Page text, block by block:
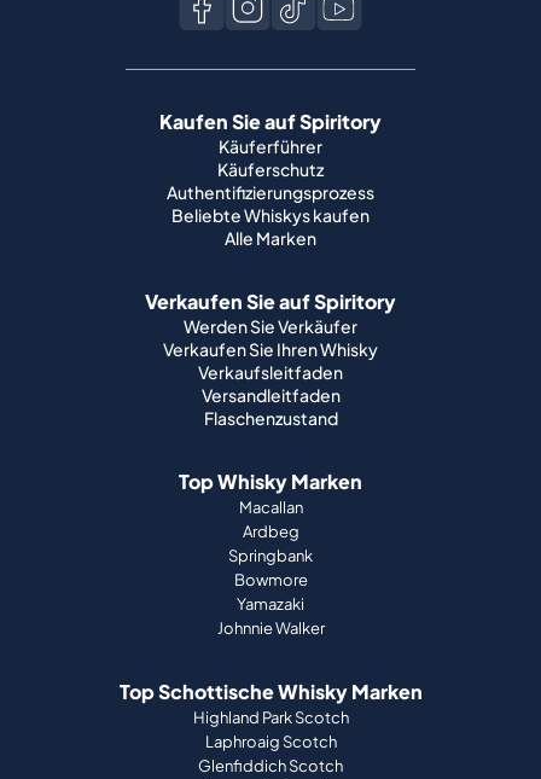
Kaufen Sie auf Spiritory
Käuferführer
Käuferschutz
Authentifizierungsprozess
Beliebte Whiskys kaufen
Alle Marken
Verkaufen Sie auf Spiritory
Werden Sie Verkäufer
Verkaufen Sie Ihren Whisky
Verkaufsleitfaden
Versandleitfaden
Flaschenzustand
Top Whisky Marken
Macallan
Ardbeg
Springbank
Bowmore
Yamazaki
Johnnie Walker
Top Schottische Whisky Marken
Highland Park Scotch
Laphroaig Scotch
Glenfiddich Scotch